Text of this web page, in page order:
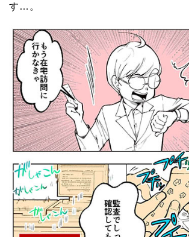
す…。